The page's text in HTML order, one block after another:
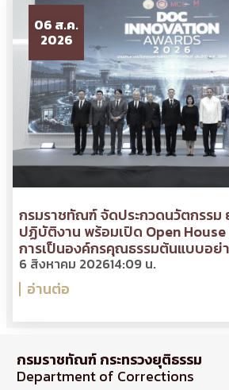
06 ส.ค.
2026
กรมราชทัณฑ์ จัดประกวดนวัตกรรม
ปฏิบัติงาน พร้อมเปิด Open
การเป็นองค์กรคุณธรรมต้นแบบอย่
6 สิงหาคม 202614:09 น.
อ่านต่อ
กรมราชทัณฑ์ กระทรวงยุติธรรม
Department of Corrections